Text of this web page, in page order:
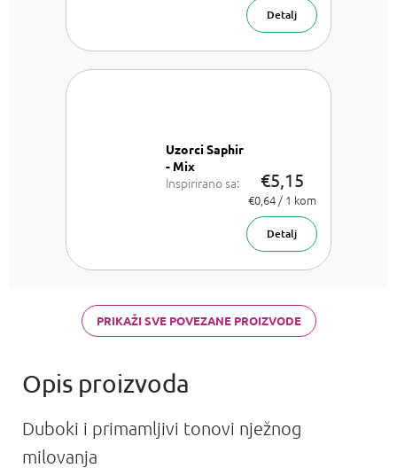
Detalj
Uzorci Saphir
- Mix
Inspirirano sa:
Mademoiselle,
PR Invictus,
Baccarat R.
€5,15
Izmjeri
cijenu:
€0,64 / 1 kom
Detalj
PRIKAŽI SVE POVEZANE PROIZVODE
Duboki i primamljivi tonovi nježnog
milovanja